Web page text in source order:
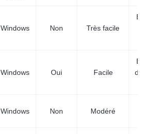
Windows Non Très facile
Windows Oui Facile
de
Windows Non Modéré